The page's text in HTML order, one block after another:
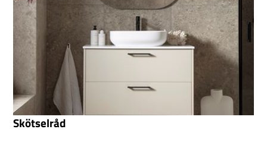
Skötselråd